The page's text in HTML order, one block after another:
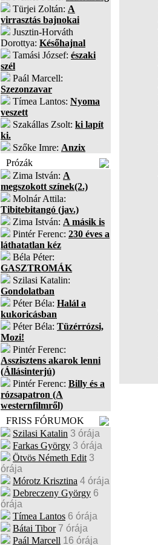
Türjei Zoltán: A
virrasztás bajnokai
Jusztin-Horváth
Dorottya: Későhajnal
Tamási József: északi
szél
Paál Marcell:
Szezonzavar
Tímea Lantos: Nyoma
veszett
Szakállas Zsolt: ki lapít
ki.
Szőke Imre: Anzix
Prózák
Zima István: A
megszokott színek(2.)
Molnár Attila:
Tibitebitangó (jav.)
Zima István: A másik is
Pintér Ferenc: 230 éves a
láthatatlan kéz
Béla Péter:
GASZTROMÁK
Szilasi Katalin:
Gondolatban
Péter Béla: Halál a
kukoricásban
Péter Béla: Tüzérrózsi,
Mozi!
Pintér Ferenc:
Asszisztens akarok lenni
(Állásinterjú)
Pintér Ferenc: Billy és a
rózsapatron (A
westernfilmről)
FRISS FÓRUMOK
Szilasi Katalin 3 órája
Farkas György 3 órája
Ötvös Németh Edit 3
órája
Mórotz Krisztina 4 órája
Debreczeny György 6
órája
Tímea Lantos 6 órája
Bátai Tibor 7 órája
Paál Marcell 16 órája